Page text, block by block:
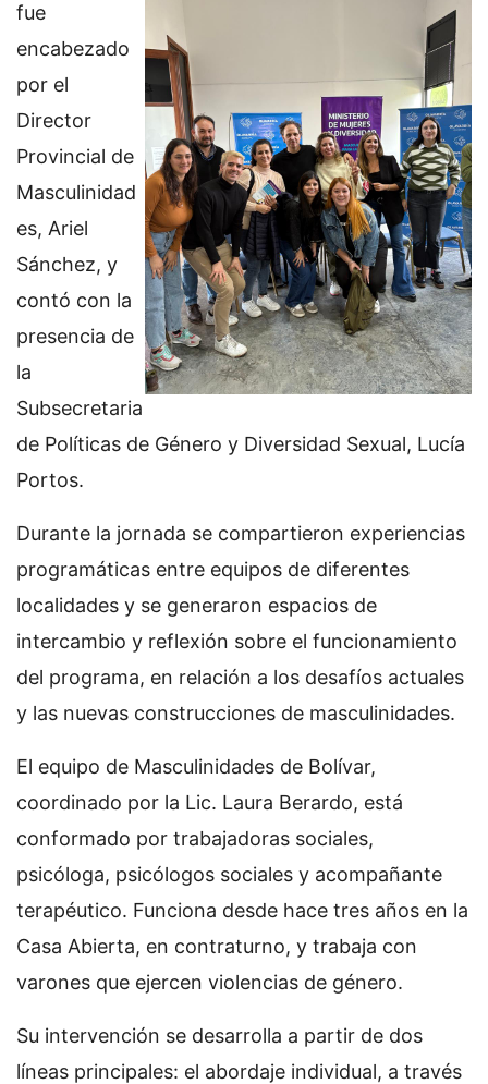
fue
encabezado
por el
Director
Provincial de
Masculinidad
es, Ariel
Sánchez, y
contó con la
presencia de
la
Subsecretaria
de Políticas de Género y Diversidad Sexual, Lucía
Portos.
Durante la jornada se compartieron experiencias
programáticas entre equipos de diferentes
localidades y se generaron espacios de
intercambio y reflexión sobre el funcionamiento
del programa, en relación a los desafíos actuales
y las nuevas construcciones de masculinidades.
El equipo de Masculinidades de Bolívar,
coordinado por la Lic. Laura Berardo, está
conformado por trabajadoras sociales,
psicóloga, psicólogos sociales y acompañante
terapéutico. Funciona desde hace tres años en la
Casa Abierta, en contraturno, y trabaja con
varones que ejercen violencias de género.
Su intervención se desarrolla a partir de dos
líneas principales: el abordaje individual, a través